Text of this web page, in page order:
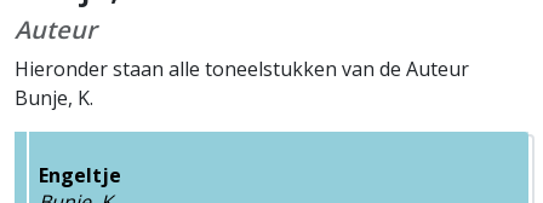
Auteur
Hieronder staan alle toneelstukken van de Auteur
Bunje, K.
Engeltje